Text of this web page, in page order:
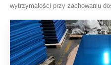
wytrzymałości przy zachowaniu